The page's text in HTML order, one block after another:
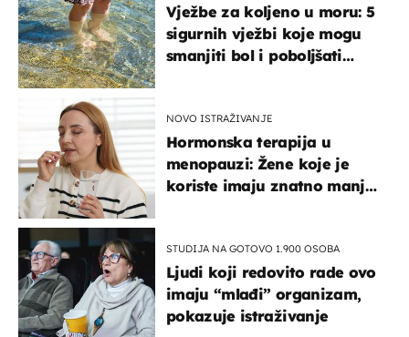
Vježbe za koljeno u moru: 5
sigurnih vježbi koje mogu
smanjiti bol i poboljšati
NOVO ISTRAŽIVANJE
Hormonska terapija u
menopauzi: Žene koje je
koriste imaju znatno manji
STUDIJA NA GOTOVO 1.900 OSOBA
Ljudi koji redovito rade ovo
imaju “mlađi” organizam,
pokazuje istraživanje